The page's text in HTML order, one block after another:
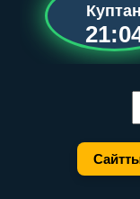
Куптан